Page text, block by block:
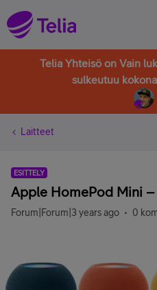
Telia Yhteisö on Vain
sulkeutuu
Laitteet
ESITTELY
Apple HomePod Mini
Forum|Forum|3 years ago 0